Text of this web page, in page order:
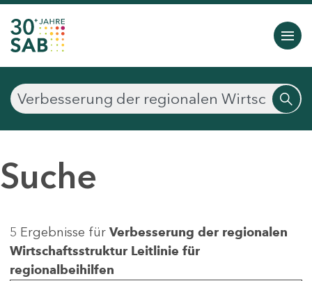
Suche
5 Ergebnisse für Verbesserung der regionalen
Wirtschaftsstruktur Leitlinie für
regionalbeihilfen